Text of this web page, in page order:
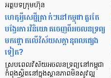
អត្ថបទក្រុមហ៊ុន
ហេតុអ្វីសេដ្ឋីគ្រាក់ៗនៅកម្ពុជាគួរតែ
បង្វែរការវិនិយោគចេញពីអចលនទ្រព្យ
មកផ្ដោតលើវិស័យសក្ដានុពលផ្សេង
ទៀត?
ស្របពេលវិស័យអចលនទ្រព្យនៅកម្ពុជា
កំពុងស្ថិតនៅក្នុងស្ថានភាពមិនសូវល្អ